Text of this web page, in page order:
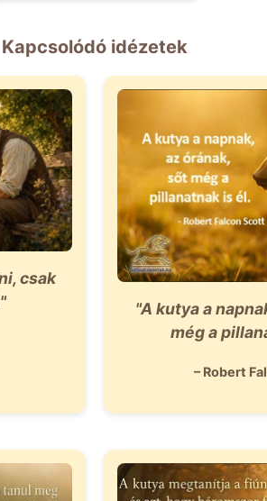
Kapcsolódó idézetek
csak
"A kutya a
még a
– Robert